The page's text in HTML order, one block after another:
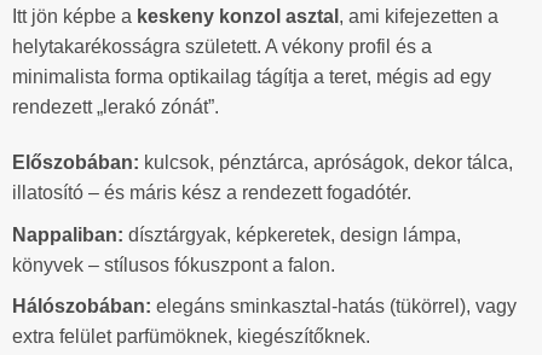
Itt jön képbe a keskeny konzol asztal , ami kifejezetten a
helytakarékosságra született. A vékony profil és a
minimalista forma optikailag tágítja a teret, mégis ad egy
rendezett „lerakó zónát”.
Előszobában: kulcsok, pénztárca, apróságok, dekor tálca,
illatosító – és máris kész a rendezett fogadótér.
Nappaliban: dísztárgyak, képkeretek, design lámpa,
könyvek – stílusos fókuszpont a falon.
Hálószobában: elegáns sminkasztal-hatás (tükörrel), vagy
extra felület parfümöknek, kiegészítőknek.